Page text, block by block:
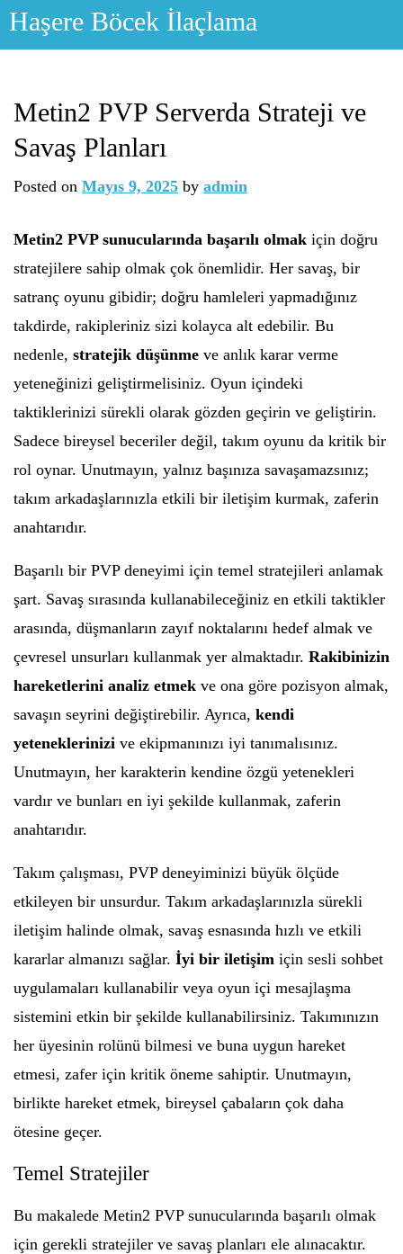
Skip
Haşere Böcek İlaçlama
Metin2 PVP Serverda Strateji ve
Savaş Planları
Posted on Mayıs 9, 2025 by admin
Metin2 PVP sunucularında başarılı olmak için doğru
stratejilere sahip olmak çok önemlidir. Her savaş, bir
satranç oyunu gibidir; doğru hamleleri yapmadığınız
takdirde, rakipleriniz sizi kolayca alt edebilir. Bu
nedenle, stratejik düşünme ve anlık karar verme
yeteneğinizi geliştirmelisiniz. Oyun içindeki
taktiklerinizi sürekli olarak gözden geçirin ve geliştirin.
Sadece bireysel beceriler değil, takım oyunu da kritik bir
rol oynar. Unutmayın, yalnız başınıza savaşamazsınız;
takım arkadaşlarınızla etkili bir iletişim kurmak, zaferin
anahtarıdır.
Başarılı bir PVP deneyimi için temel stratejileri anlamak
şart. Savaş sırasında kullanabileceğiniz en etkili taktikler
arasında, düşmanların zayıf noktalarını hedef almak ve
çevresel unsurları kullanmak yer almaktadır. Rakibinizin
hareketlerini analiz etmek ve ona göre pozisyon almak,
savaşın seyrini değiştirebilir. Ayrıca, kendi
yeteneklerinizi ve ekipmanınızı iyi tanımalısınız.
Unutmayın, her karakterin kendine özgü yetenekleri
vardır ve bunları en iyi şekilde kullanmak, zaferin
anahtarıdır.
Takım çalışması, PVP deneyiminizi büyük ölçüde
etkileyen bir unsurdur. Takım arkadaşlarınızla sürekli
iletişim halinde olmak, savaş esnasında hızlı ve etkili
kararlar almanızı sağlar. İyi bir iletişim için sesli sohbet
uygulamaları kullanabilir veya oyun içi mesajlaşma
sistemini etkin bir şekilde kullanabilirsiniz. Takımınızın
her üyesinin rolünü bilmesi ve buna uygun hareket
etmesi, zafer için kritik öneme sahiptir. Unutmayın,
birlikte hareket etmek, bireysel çabaların çok daha
ötesine geçer.
Temel Stratejiler
Bu makalede Metin2 PVP sunucularında başarılı olmak
için gerekli stratejiler ve savaş planları ele alınacaktır.